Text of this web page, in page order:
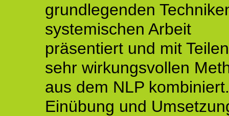
grundlegenden
systemischen Arbeit
präsentiert und mit
sehr wirkungsvollen
aus dem NLP
Einübung und